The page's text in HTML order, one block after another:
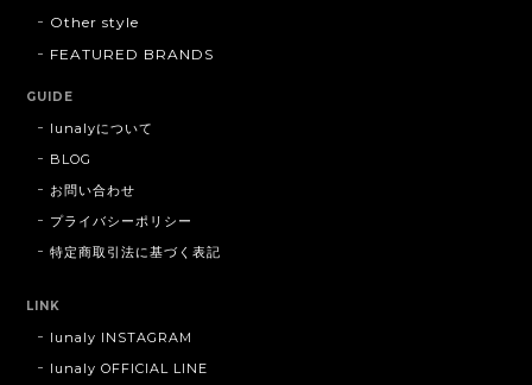
Other style
FEATURED BRANDS
GUIDE
lunalyについて
BLOG
お問い合わせ
プライバシーポリシー
特定商取引法に基づく表記
LINK
lunaly INSTAGRAM
lunaly OFFICIAL LINE